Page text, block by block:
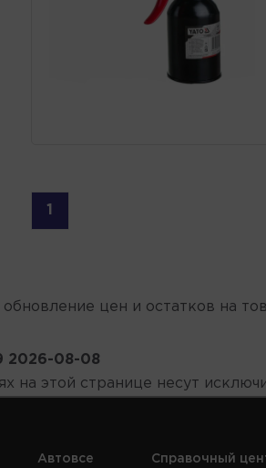
1
обновление цен и остатков на
2026-08-08
на этой странице несут
Автовсе Справочный